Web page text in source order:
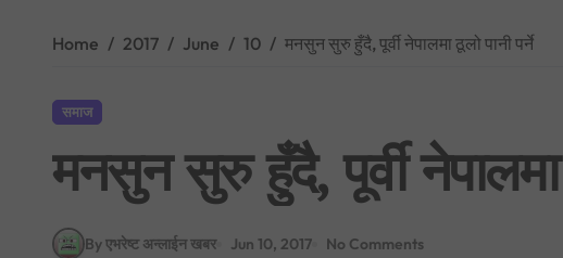
फिफा
साउन १ देखि
Home 2017 June 10 मनसुन सुरु हुँदै, पूर्वी नेपालमा ठूलो पानी पर्ने
समाज
मनसुन सुरु हुँदै, पूर्वी नेपालमा
By एभरेष्ट अन्लाईन खबर Jun 10, 2017 No Comments